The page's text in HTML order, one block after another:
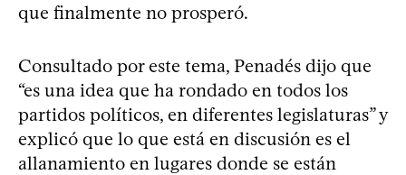
que finalmente no prosperó.
Consultado por este tema, Penadés dijo que
“es una idea que ha rondado en todos los
partidos políticos, en diferentes legislaturas” y
explicó que lo que está en discusión es el
allanamiento en lugares donde se están